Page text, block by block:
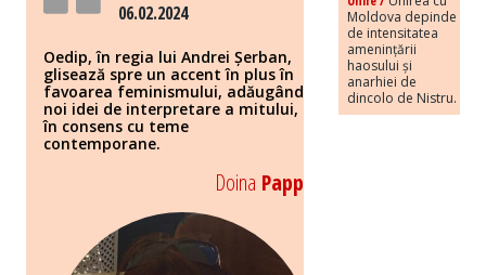
06.02.2024
Oedip, în regia lui Andrei Șerban,
glisează spre un accent în plus în
favoarea feminismului, adăugând
noi idei de interpretare a mitului,
în consens cu teme
contemporane.
Doina Papp
Moldova depinde
de intensitatea
amenințării
haosului și
anarhiei de
dincolo de Nistru.